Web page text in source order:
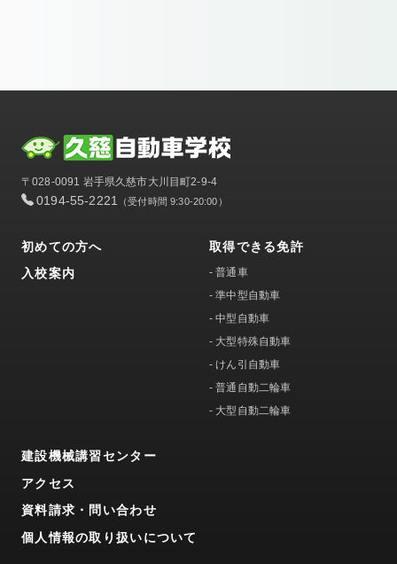
〒028-0091 岩手県久慈市大川目町2-9-4
0194-55-2221 （受付時間 9:30-20:00）
初めての方へ
入校案内
取得できる免許
-普通車
-準中型自動車
-中型自動車
- 大型特殊自動車
- けん引自動車
-普通自動二輪車
- 大型自動二輪車
建設機械講習センター
アクセス
資料請求・問い合わせ
個人情報の取り扱いについて